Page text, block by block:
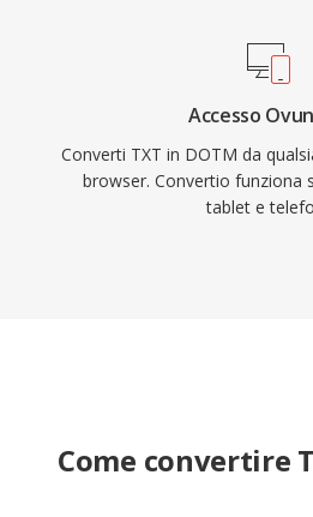
Accesso
Converti TXT in DOTM da
browser. Convertio funziona
tablet e
Come convertire